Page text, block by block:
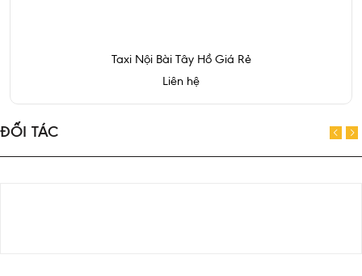
Taxi Nội Bài Tây Hồ Giá Rẻ
Liên hệ
ĐỐI TÁC